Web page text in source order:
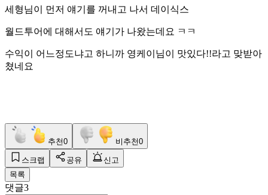
세형님이 먼저 얘기를 꺼내고 나서 데이식스
월드투어에 대해서도 얘기가 나왔는데요 ㅋㅋ
수익이 어느정도냐고 하니까 영케이님이 맛있다!!라고 맞받아
쳤네요
추천0 비추천0
스크랩 공유
신고
목록
댓글3